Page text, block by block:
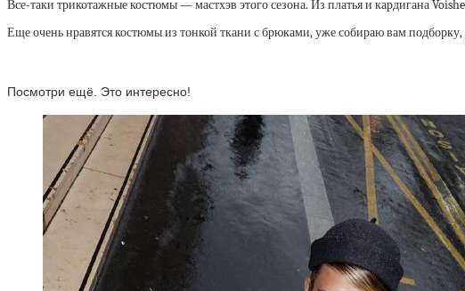
Все-таки трикотажные костюмы — мастхэв этого сезона. Из платья и кардигана
Еще очень нравятся костюмы из тонкой ткани с брюками, уже собираю вам
Посмотри ещё. Это интересно!